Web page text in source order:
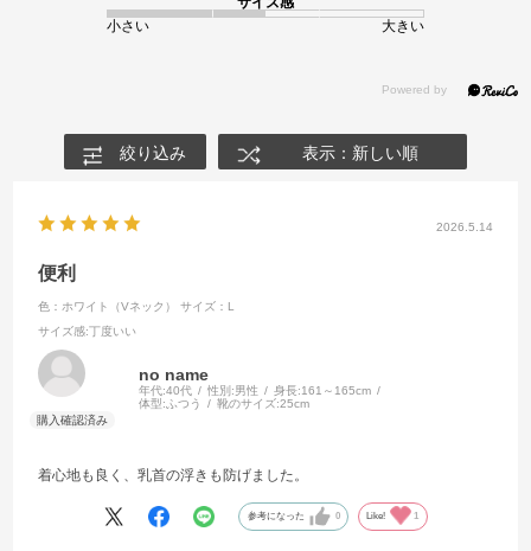
小さい
大きい
絞り込み 表示：新しい順
2026.5.14
便利
色：ホワイト（Vネック）
サイズ：L
サイズ感:丁度いい
no name
年代:40代 性別:男性 身長:161～165cm
体型:ふつう 靴のサイズ:25cm
着心地も良く、乳首の浮きも防げました。
参考になった 0 Like! 1